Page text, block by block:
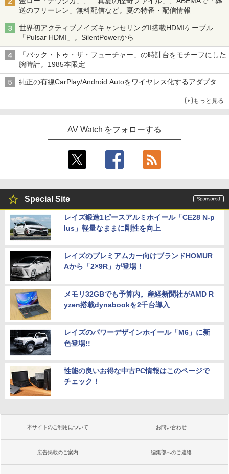
送のフリーレン」無料配信など。夏の特番・配信情報
世界初アクティブノイズキャンセリングII搭載HDMIケーブル
「Pulsar HDMI」。SilentPowerから
「バック・トゥ・ザ・フューチャー」の時計台をモチーフにした
腕時計。1985本限定
純正の有線CarPlay/Android Autoをワイヤレス化するアダプタ
もっと見る
AV Watch をフォローする
Special Site
レイズ鍛造1ピースアルミホイール「CE28 N-p
lus」軽量なままに剛性を向上
レイズのプレミアムカー向けブランドHOMUR
Aから「2×9R」が登場！
メモリ32GBでも予算内。産経新聞社がAMD R
yzen搭載dynabookを2千台導入
レイズのパワーデザインホイール「M6」に新
色登場!!
性能の良いお得な中古PC情報はこのページで
チェック！
本サイトのご利用について お問い合わせ
広告掲載のご案内 編集部へのご連絡